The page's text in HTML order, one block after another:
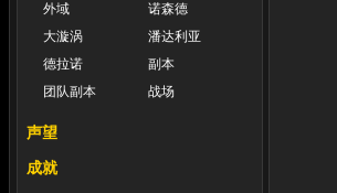
外域
诺森德
大漩涡
潘达利亚
德拉诺
副本
团队副本
战场
声望
成就